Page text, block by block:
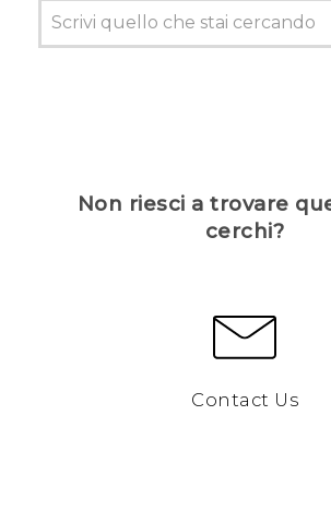
Non riesci a trovare
cerchi?
Contact Us